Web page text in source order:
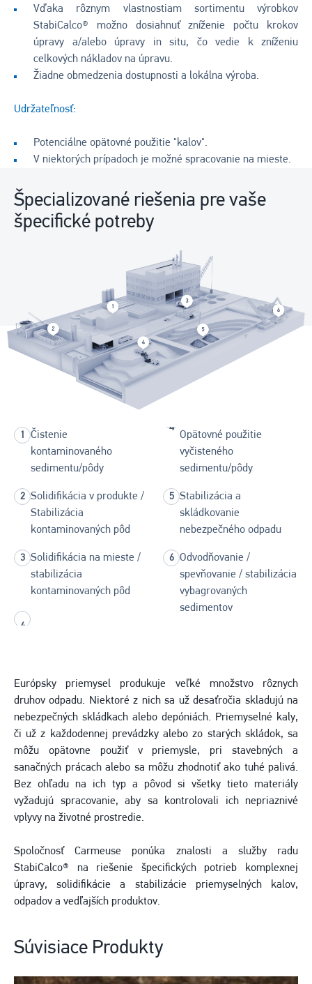
Vďaka rôznym vlastnostiam sortimentu výrobkov
StabiCalco® možno dosiahnuť zníženie počtu krokov
úpravy a/alebo úpravy in situ, čo vedie k zníženiu
celkových nákladov na úpravu.
Žiadne obmedzenia dostupnosti a lokálna výroba.
Udržateľnosť:
Potenciálne opätovné použitie "kalov".
V niektorých prípadoch je možné spracovanie na mieste.
Špecializované riešenia pre vaše
špecifické potreby
Čistenie
kontaminovaného
sedimentu/pôdy
Solidifikácia v produkte /
Stabilizácia
kontaminovaných pôd
Solidifikácia na mieste /
stabilizácia
kontaminovaných pôd
Opätovné použitie
vyčisteného
sedimentu/pôdy
Stabilizácia a
skládkovanie
nebezpečného odpadu
Odvodňovanie /
spevňovanie / stabilizácia
vybagrovaných
sedimentov
Európsky priemysel produkuje veľké množstvo rôznych
druhov odpadu. Niektoré z nich sa už desaťročia skladujú na
nebezpečných skládkach alebo depóniách. Priemyselné kaly,
či už z každodennej prevádzky alebo zo starých skládok, sa
môžu opätovne použiť v priemysle, pri stavebných a
sanačných prácach alebo sa môžu zhodnotiť ako tuhé palivá.
Bez ohľadu na ich typ a pôvod si všetky tieto materiály
vyžadujú spracovanie, aby sa kontrolovali ich nepriaznivé
vplyvy na životné prostredie.
Spoločnosť Carmeuse ponúka znalosti a služby radu
StabiCalco® na riešenie špecifických potrieb komplexnej
úpravy, solidifikácie a stabilizácie priemyselných kalov,
odpadov a vedľajších produktov.
Súvisiace Produkty